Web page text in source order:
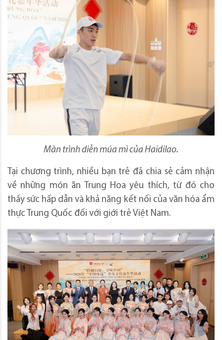
Màn trình diễn múa mì của Haidilao.
Tại chương trình, nhiều bạn trẻ đã chia sẻ cảm nhận
về những món ăn Trung Hoa yêu thích, từ đó cho
thấy sức hấp dẫn và khả năng kết nối của văn hóa ẩm
thực Trung Quốc đối với giới trẻ Việt Nam.